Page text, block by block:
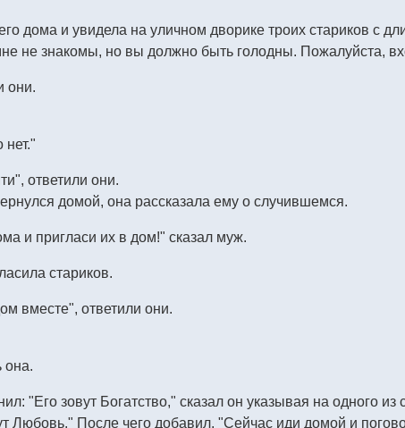
дома и увидела на уличном дворике троих стариков с
не знакомы, но вы должно быть голодны. Пожалуйста,
они.
нет."
ответили они.
домой, она рассказала ему о случившемся.
и пригласи их в дом!" сказал муж.
стариков.
вместе", ответили они.
она.
"Его зовут Богатство," сказал он указывая на одного
Любовь." После чего добавил, "Сейчас иди домой и